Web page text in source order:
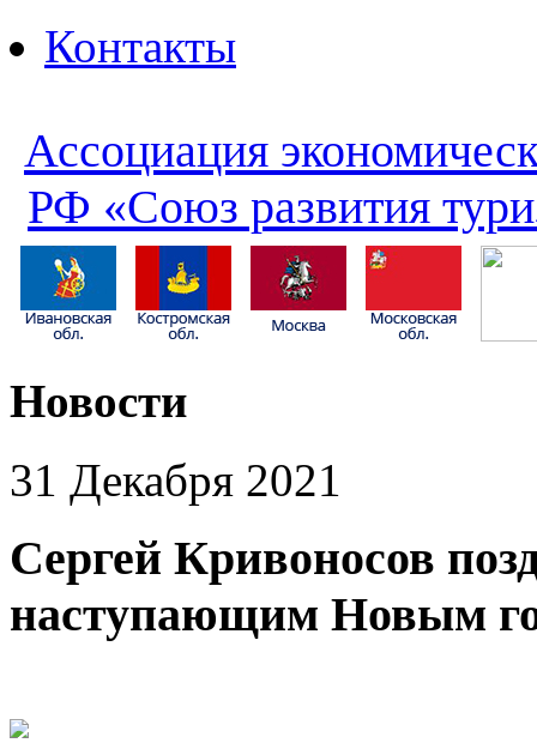
Контакты
Ассоциация
РФ «Союз развития
Новости
31 Декабря 2021
Сергей Кривоносов
наступающим Новым